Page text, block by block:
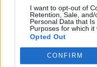
I want to opt-out of
Retention, Sale,
Personal Data that
Purposes for which it
Opted Out
CONFIRM
Andamento